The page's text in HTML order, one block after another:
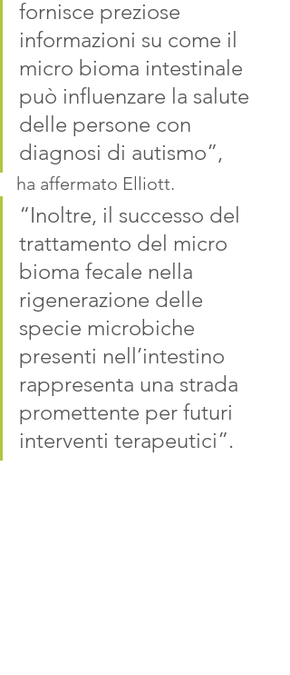
fornisce preziose
informazioni su come il
micro bioma intestinale
può influenzare la salute
delle persone con
diagnosi di autismo”,
ha affermato Elliott.
“Inoltre, il successo del
trattamento del micro
bioma fecale nella
rigenerazione delle
specie microbiche
presenti nell’intestino
rappresenta una strada
promettente per futuri
interventi terapeutici”.